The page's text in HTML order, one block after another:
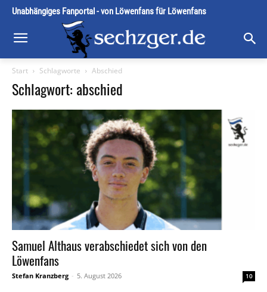
Unabhängiges Fanportal - von Löwenfans für Löwenfans
Start Schlagworte Abschied
Schlagwort: abschied
Samuel Althaus verabschiedet sich von den
Löwenfans
Stefan Kranzberg - 5. August 2026 10